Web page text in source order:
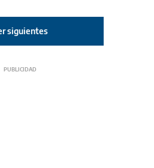
siguientes